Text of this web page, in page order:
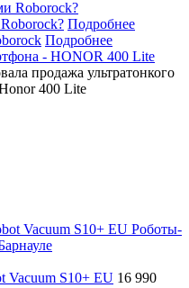
Подробнее
Подробнее
- HONOR 400 Lite
продажа ультратонкого
400 Lite
Vacuum S10+ EU 16 990